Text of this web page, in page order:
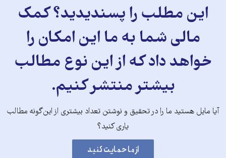
این مطلب را پسندیدید؟ کمک
مالی شما به ما این امکان را
خواهد داد که از این نوع مطالب
بیشتر منتشر کنیم.
آیا مایل هستید ما را در تحقیق و نوشتن تعداد بیشتری از این‌گونه مطالب
یاری کنید؟